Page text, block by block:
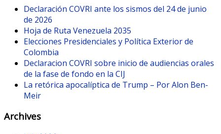
Declaración COVRI ante los sismos del 24 de junio
de 2026
Hoja de Ruta Venezuela 2035
Elecciones Presidenciales y Política Exterior de
Colombia
Declaracion COVRI sobre inicio de audiencias orales
de la fase de fondo en la CIJ
La retórica apocalíptica de Trump – Por Alon Ben-
Meir
Archives